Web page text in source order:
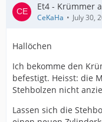
Et4 - Krümmer
CeKaHa July 30,
Hallöchen
Ich bekomme den
befestigt. Heisst: die
Stehbolzen nicht
Lassen sich die